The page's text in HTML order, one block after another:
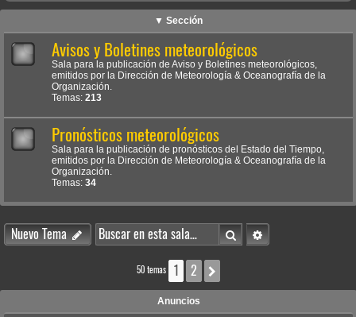
▼ Sección
Avisos y Boletines meteorológicos
Sala para la publicación de Aviso y Boletines meteorológicos,
emitidos por la Dirección de Meteorología & Oceanografía de la
Organización.
Temas: 213
Pronósticos meteorológicos
Sala para la publicación de pronósticos del Estado del Tiempo,
emitidos por la Dirección de Meteorología & Oceanografía de la
Organización.
Temas: 34
Nuevo Tema BuscarBúsqueda avanzada
50 temas 1 2
Anuncios